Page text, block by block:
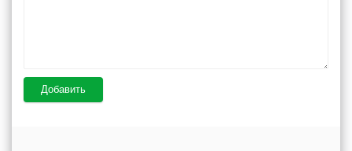
Добавить